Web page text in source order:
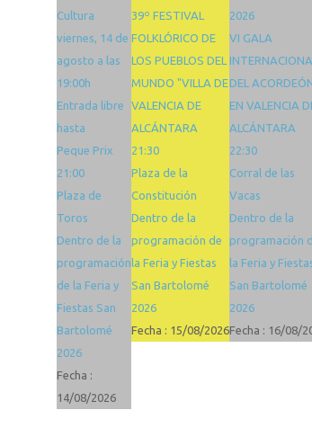
Cultura
viernes, 14 de
agosto a las
19:00h
Entrada libre
hasta
Peque Prix
21:00
Plaza de
Toros
Dentro de la
programación
de la Feria y
Fiestas San
Bartolomé
2026
Fecha :
14/08/2026
39º FESTIVAL
FOLKLÓRICO DE
LOS PUEBLOS DEL
MUNDO "VILLA DE
VALENCIA DE
ALCÁNTARA
21:30
Plaza de la
Constitución
Dentro de la
programación de
la Feria y Fiestas
San Bartolomé
2026
Fecha : 15/08/2026
2026
VI GALA
DEL
EN VALENCIA
ALCÁNTARA
22:30
Corral de las
Vacas
Dentro de la
programación
la Feria y
San Bartolomé
2026
Fecha : 16/08/